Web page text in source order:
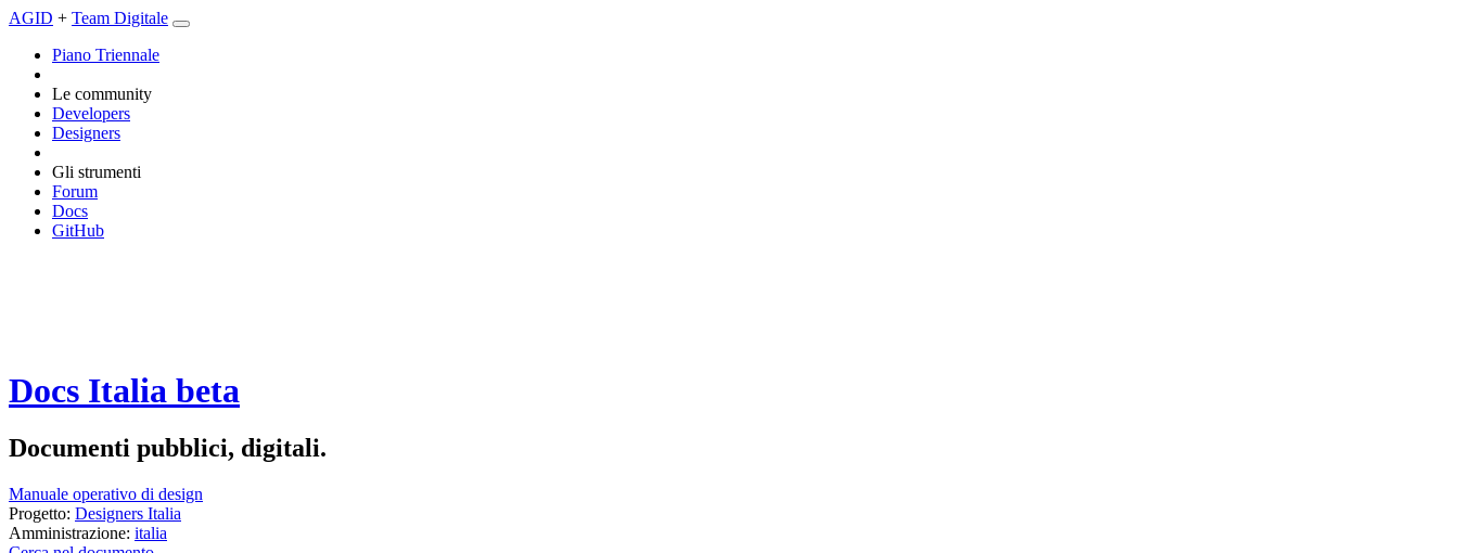
AGID + Team Digitale
Piano Triennale
Le community
Developers
Designers
Gli strumenti
Forum
Docs
GitHub
Docs Italia beta
Documenti pubblici, digitali.
Manuale operativo di design
Progetto: Designers Italia
Amministrazione: italia